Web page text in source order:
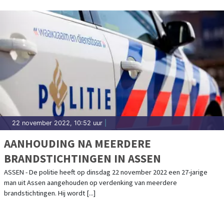
22 november 2022, 10:52 uur
AANHOUDING NA MEERDERE
BRANDSTICHTINGEN IN ASSEN
ASSEN - De politie heeft op dinsdag 22 november 2022 een 27-jarige
man uit Assen aangehouden op verdenking van meerdere
brandstichtingen. Hij wordt [...]